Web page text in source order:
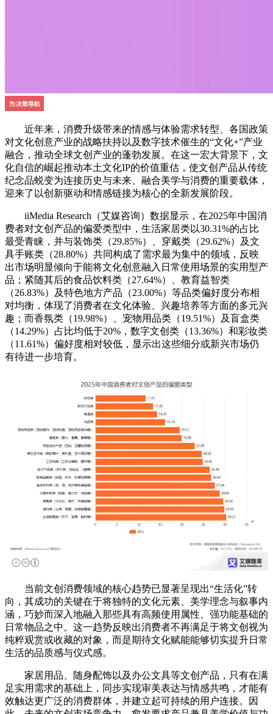
近年来，消费升级带来的情感与体验需求转型、各国政策
对文化创意产业的战略扶持以及数字技术催生的“文化+”产业
融合，推动全球文创产业的蓬勃发展。在这一宏大背景下，文
化自信的崛起推动本土文化IP的价值重估，使文创产品从传统
纪念品蜕变为连接历史与未来、融合美学与消费的重要载体，
迎来了以创新驱动和情感链接为核心的全新发展阶段。
iiMedia Research（艾媒咨询）数据显示，在2025年中国消
费者对文创产品的偏爱类型中，生活家居类以30.31%的占比
最受青睐，并与装饰类（29.85%）、穿戴类（29.62%）及文
具手账类（28.80%）共同构成了需求最为集中的领域，反映
出市场明显倾向于能将文化创意融入日常使用场景的实用型产
品；紧随其后的食品饮料类（27.64%）、教育益智类
（26.83%）及特色地方产品（23.00%）等品类偏好度分布相
对均衡，体现了消费者在文化体验、兴趣培养等方面的多元兴
趣；而香氛类（19.98%）、宠物用品类（19.51%）及盲盒类
（14.29%）占比均低于20%，数字文创类（13.36%）和彩妆类
（11.61%）偏好度相对较低，显示出这些细分或新兴市场仍
有待进一步培育。
当前文创消费领域的核心趋势已显著呈现出“生活化”转
向，其成功的关键在于将独特的文化元素、美学理念与叙事内
涵，巧妙而深入地融入那些具有高频使用属性、强功能基础的
日常物品之中。这一趋势反映出消费者不再满足于将文创视为
纯粹观赏或收藏的对象，而是期待文化赋能能够切实提升日常
生活的品质感与仪式感。
家居用品、随身配饰以及办公文具等文创产品，只有在满
足实用需求的基础上，同步实现审美表达与情感共鸣，才能有
效触达更广泛的消费群体，并建立起可持续的用户连接。因